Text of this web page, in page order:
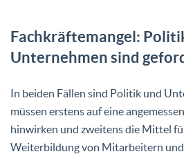
Fachkräftemangel:
Unternehmen sind
In beiden Fällen sind Politik und
müssen erstens auf eine
hinwirken und zweitens die Mittel
Weiterbildung von Mitarbeitern